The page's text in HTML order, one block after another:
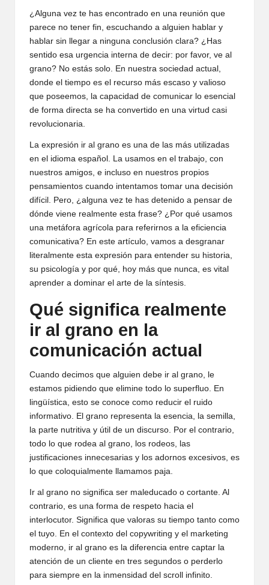
¿Alguna vez te has encontrado en una reunión que
parece no tener fin, escuchando a alguien hablar y
hablar sin llegar a ninguna conclusión clara? ¿Has
sentido esa urgencia interna de decir: por favor, ve al
grano? No estás solo. En nuestra sociedad actual,
donde el tiempo es el recurso más escaso y valioso
que poseemos, la capacidad de comunicar lo esencial
de forma directa se ha convertido en una virtud casi
revolucionaria.
La expresión ir al grano es una de las más utilizadas
en el idioma español. La usamos en el trabajo, con
nuestros amigos, e incluso en nuestros propios
pensamientos cuando intentamos tomar una decisión
difícil. Pero, ¿alguna vez te has detenido a pensar de
dónde viene realmente esta frase? ¿Por qué usamos
una metáfora agrícola para referirnos a la eficiencia
comunicativa? En este artículo, vamos a desgranar
literalmente esta expresión para entender su historia,
su psicología y por qué, hoy más que nunca, es vital
aprender a dominar el arte de la síntesis.
Qué significa realmente
ir al grano en la
comunicación actual
Cuando decimos que alguien debe ir al grano, le
estamos pidiendo que elimine todo lo superfluo. En
lingüística, esto se conoce como reducir el ruido
informativo. El grano representa la esencia, la semilla,
la parte nutritiva y útil de un discurso. Por el contrario,
todo lo que rodea al grano, los rodeos, las
justificaciones innecesarias y los adornos excesivos, es
lo que coloquialmente llamamos paja.
Ir al grano no significa ser maleducado o cortante. Al
contrario, es una forma de respeto hacia el
interlocutor. Significa que valoras su tiempo tanto como
el tuyo. En el contexto del copywriting y el marketing
moderno, ir al grano es la diferencia entre captar la
atención de un cliente en tres segundos o perderlo
para siempre en la inmensidad del scroll infinito.